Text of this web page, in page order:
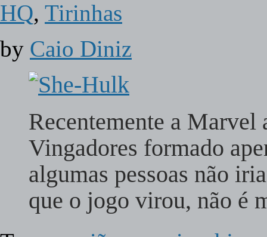
HQ, Tirinhas
by Caio Diniz
Recentemente a
Vingadores formado
algumas pessoas não
que o jogo virou, não é